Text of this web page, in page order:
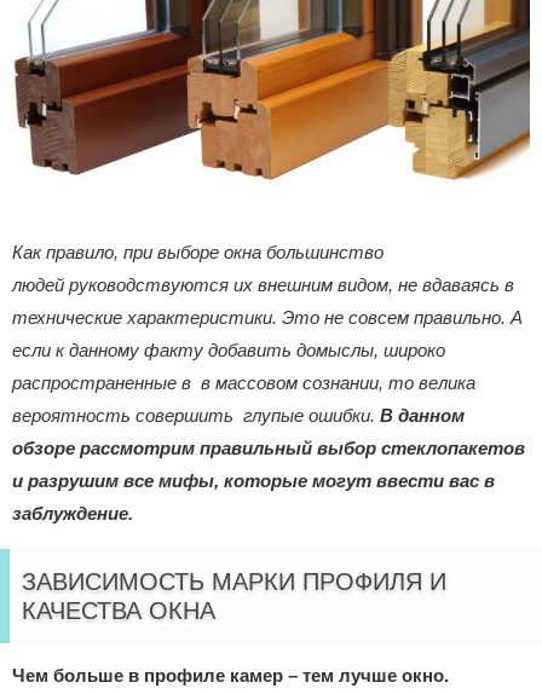
Как правило, при выборе окна большинство
людей руководствуются их внешним видом, не вдаваясь в
технические характеристики. Это не совсем правильно. А
если к данному факту добавить домыслы, широко
распространенные в в массовом сознании, то велика
вероятность совершить глупые ошибки. В данном
обзоре рассмотрим правильный выбор стеклопакетов
и разрушим все мифы, которые могут ввести вас в
заблуждение.
ЗАВИСИМОСТЬ МАРКИ ПРОФИЛЯ И
КАЧЕСТВА ОКНА
Чем больше в профиле камер – тем лучше окно.